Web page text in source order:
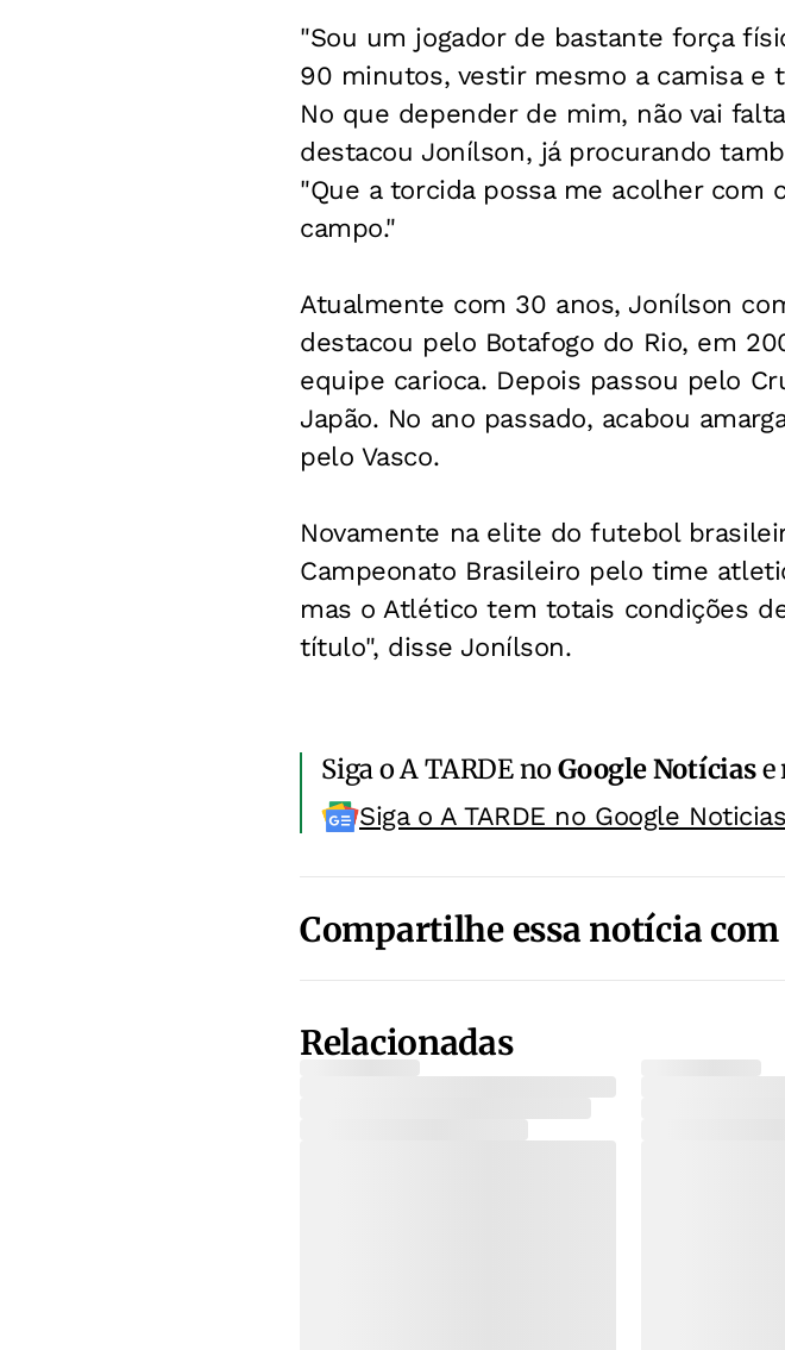
"Sou um jogador de bastante força
90 minutos, vestir mesmo a camisa
No que depender de mim, não vai
destacou Jonílson, já procurando
"Que a torcida possa me acolher
campo."
Atualmente com 30 anos, Jonílson
destacou pelo Botafogo do Rio, em
equipe carioca. Depois passou pelo
Japão. No ano passado, acabou
pelo Vasco.
Novamente na elite do futebol
Campeonato Brasileiro pelo time
mas o Atlético tem totais condições
título", disse Jonílson.
Siga o A TARDE noGoogle Notíciase
Siga o A TARDE no Google Noticias
Compartilhe essa notícia
Relacionadas